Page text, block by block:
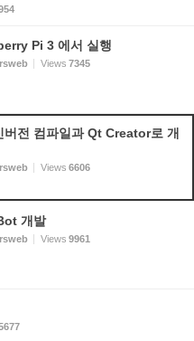
Pi 3 에서 실행
Views 7345
전 컴파일과 Qt Creator로 개
Views 6606
개발
Views 9961